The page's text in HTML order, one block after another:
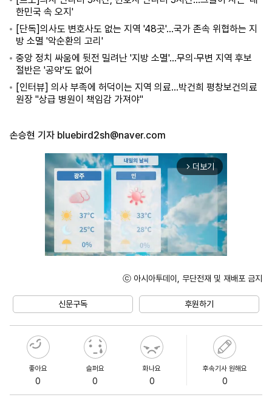
한민국 속 오지'
[단독]의사도 변호사도 없는 지역 '48곳'…국가 존속 위협하는 지
방 소멸 '악순환의 고리'
중앙 정치 싸움에 뒷전 밀려난 '지방 소멸'…무의·무변 지역 후보
절반은 '공약'도 없어
[인터뷰] 의사 부족에 허덕이는 지역 의료…박건희 평창보건의료
원장 "상급 병원이 책임감 가져야"
손승현 기자 bluebird2sh@naver.com
arrow_forward_ios 더보기
ⓒ 아시아투데이, 무단전재 및 재배포 금지
신문구독 후원하기
좋아요
0
슬퍼요
0
화나요
0
후속기사 원해요
0